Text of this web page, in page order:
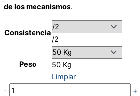
de los mecanismos.
Consistencia
/2
Peso
50 Kg
Limpiar
-
+